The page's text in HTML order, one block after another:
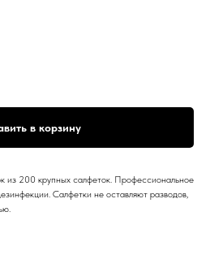
в корзину
из 200 крупных салфеток. Профессиональное
Салфетки не оставляют разводов,